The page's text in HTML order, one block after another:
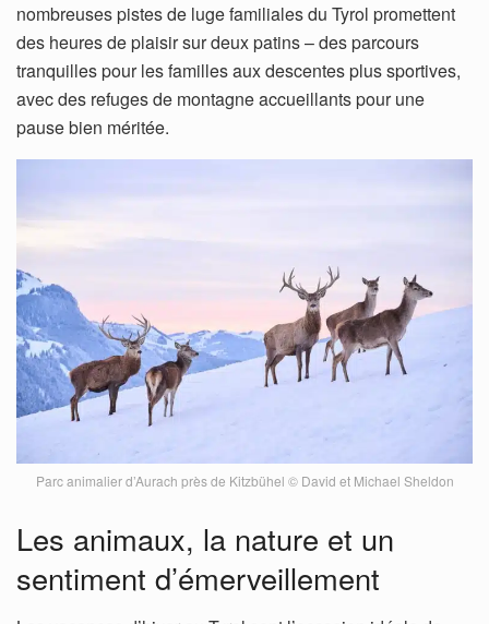
nombreuses pistes de luge familiales du Tyrol promettent
des heures de plaisir sur deux patins – des parcours
tranquilles pour les familles aux descentes plus sportives,
avec des refuges de montagne accueillants pour une
pause bien méritée.
Parc animalier d’Aurach près de Kitzbühel © David et Michael Sheldon
Les animaux, la nature et un
sentiment d’émerveillement